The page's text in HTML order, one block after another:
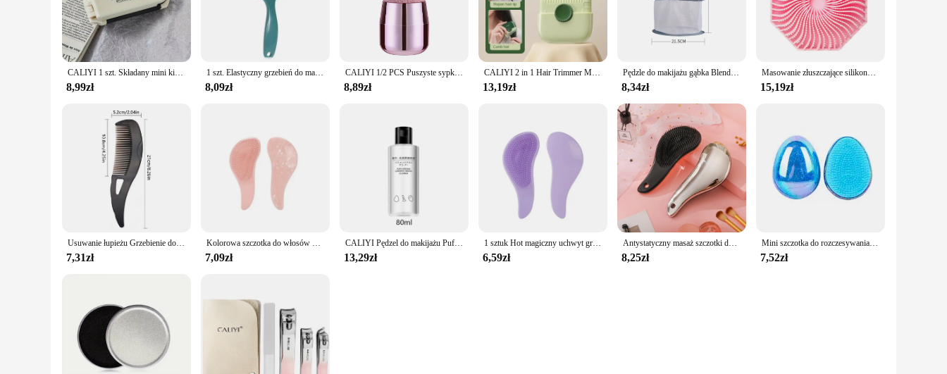
CALIYI 1 szt. Składany mini kieszonkowy grzebień do włosów z lusterkiem przenośny grzebień masujący szczotka do salonu podróżnego narzędzia do stylizacji makijażu na świeżym powietrzu
8,99zł
1 szt. Elastyczny grzebień do masażu drążona szczotka do włosów grzebienie do masażu skóry głowy stylizacja włosów Detangler szybkie suszenie urządzenie do rozczesywania
8,09zł
CALIYI 1/2 PCS Puszyste sypkie pędzle do różu w proszku Przenośny MINI Luksusowy pędzel do makijażu Podróżne kosmetyczne narzędzia do makijażu dla kobiet i dziewcząt
8,89zł
CALIYI 2 in 1 Hair Trimmer Massage Comb Hair Clipper Cutting Portable Hair Styling Tools For Salong Travel Home
13,19zł
Pędzle do makijażu gąbka Blender Puff Cleaner narzędzia do makijażu mycie czyszczenie miska na płyn zestaw siatek do suszenia na powietrzu do pudru i cieni do powiek
8,34zł
Masowanie złuszczające silikonowa obudowa CALIYI szczotka pod prysznic bardziej higieniczne kąpiele prysznic akcesorium dobrze się pieli
15,19zł
Usuwanie łupieżu Grzebienie do włosów na skórze głowy Grzebień do włosów Samoczyszczące antystatyczne szczotki do masażu Narzędzia do stylizacji w salonie fryzjerskim
7,31zł
Kolorowa szczotka do włosów dla dzieci i kobiet Błyszczący grzebień do włosów Anti-knot TT Redukcja wypadania włosów Szczotka do rozczesywania Grzebień do masażu skóry głowy Peine
7,09zł
CALIYI Pędzel do makijażu Puff Cleaner 3 w 1 Silikonowa miska z płynem czyszczącym 80 ml do przechowywania Stojak Kosmetyczny środek do czyszczenia narzędzi do makijażu
13,29zł
1 sztuk Hot magiczny uchwyt grzebień anty statyczna masująca szczotka do włosów Tangle Detangle prysznic masaż szczotka do włosów grzebień urządzenie do stylizacji włosów
6,59zł
Antystatyczny masaż szczotki do włosów plątanina rozczesywania poduszka powietrzna grzebień do włosów Salon fryzjerski narzędzie do układania włosów fryzjerski
8,25zł
Mini szczotka do rozczesywania włosów jajko okrągły kształt masaż skóry głowy szczotka do włosów splątany grzebień do włosów Salon fryzjerski grzebień do stylizacji włosów podróż
7,52zł